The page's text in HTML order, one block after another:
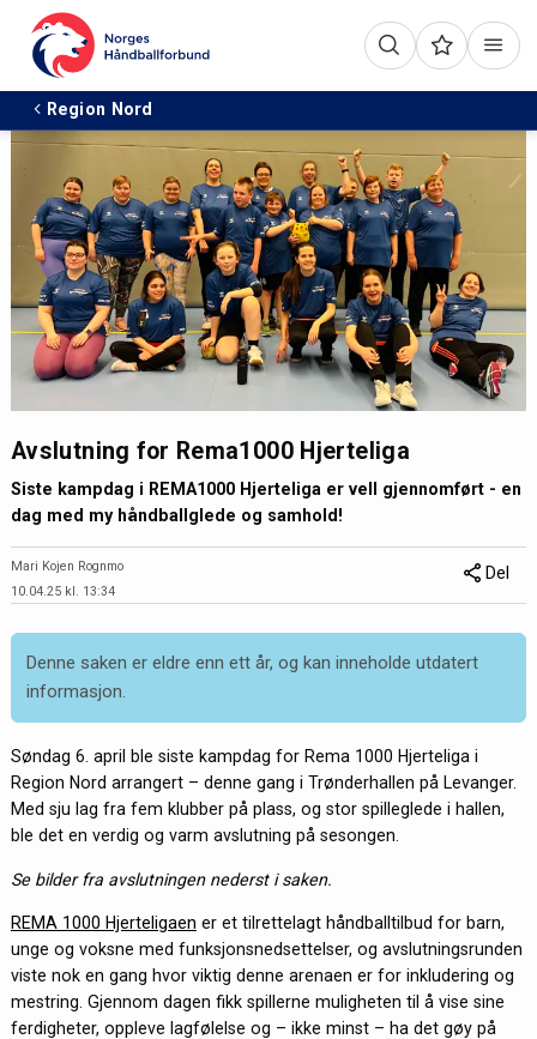
Region Nord
Avslutning for Rema1000 Hjerteliga
Siste kampdag i REMA1000 Hjerteliga er vell gjennomført - en
dag med my håndballglede og samhold!
Mari Kojen Rognmo
10.04.25 kl. 13:34
Del
Denne saken er eldre enn ett år, og kan inneholde utdatert
informasjon.
Søndag 6. april ble siste kampdag for Rema 1000 Hjerteliga i
Region Nord arrangert – denne gang i Trønderhallen på Levanger.
Med sju lag fra fem klubber på plass, og stor spilleglede i hallen,
ble det en verdig og varm avslutning på sesongen.
Se bilder fra avslutningen nederst i saken.
REMA 1000 Hjerteligaen er et tilrettelagt håndballtilbud for barn,
unge og voksne med funksjonsnedsettelser, og avslutningsrunden
viste nok en gang hvor viktig denne arenaen er for inkludering og
mestring. Gjennom dagen fikk spillerne muligheten til å vise sine
ferdigheter, oppleve lagfølelse og – ikke minst – ha det gøy på